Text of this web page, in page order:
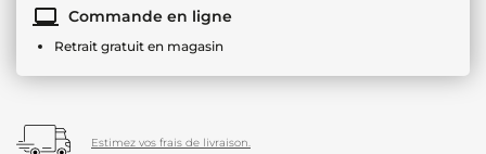
Commande en ligne
Retrait gratuit en magasin
Estimez vos frais de livraison.